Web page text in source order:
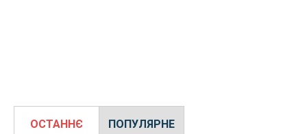
ОСТАННЄ ПОПУЛЯРНЕ